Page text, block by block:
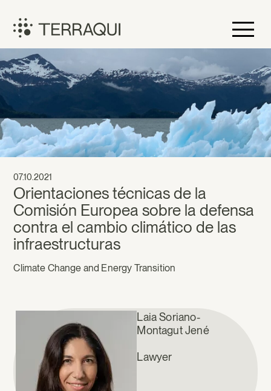
content
Terraqui
Orientaciones técnicas de la
Comisión Europea sobre la defensa
contra el cambio climático de las
infraestructuras
07.10.2021
Climate Change and Energy Transition
Laia Soriano-
Montagut Jené
Lawyer